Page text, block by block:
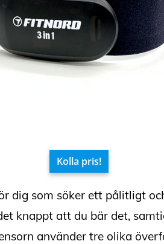
Kolla pris!
dig som söker ett pålitligt
knappt att du bär det,
använder tre olika